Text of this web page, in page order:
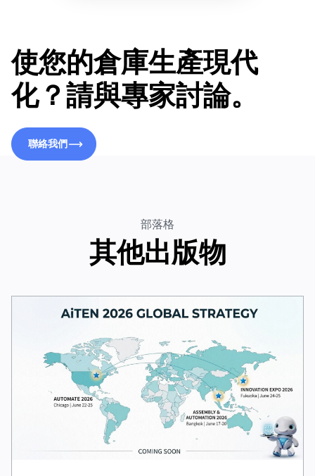
使您的倉庫生產現代
化？請與專家討論。
聯絡我們
部落格
其他出版物